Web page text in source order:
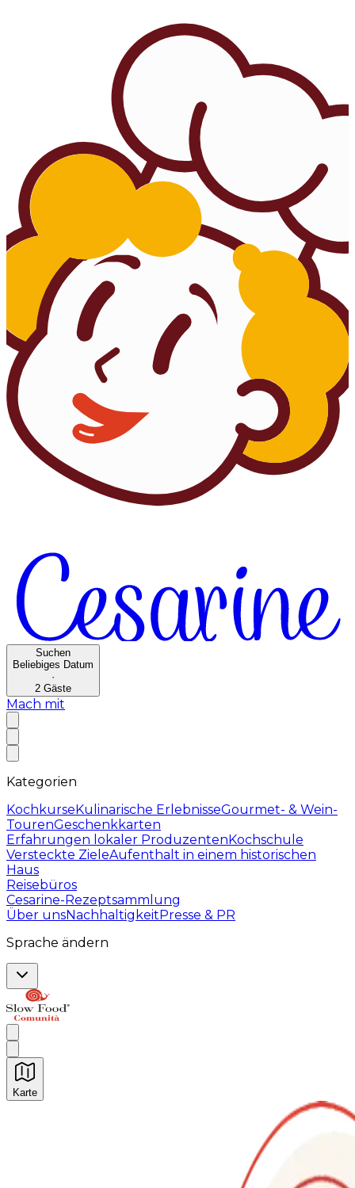
Suchen
Beliebiges Datum
·
2 Gäste
Mach mit
Kategorien
KochkurseKulinarische ErlebnisseGourmet- & Wein-
TourenGeschenkkarten
Erfahrungen lokaler ProduzentenKochschule
Versteckte ZieleAufenthalt in einem historischen
Haus
Reisebüros
Cesarine-Rezeptsammlung
Über unsNachhaltigkeitPresse & PR
Sprache ändern
Karte
Unvergessliche kulinarische Erlebnisse: